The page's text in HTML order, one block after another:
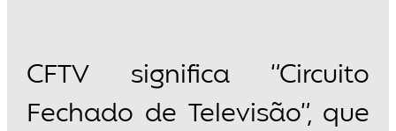
CFTV significa “Circuito
Fechado de Televisão”, que